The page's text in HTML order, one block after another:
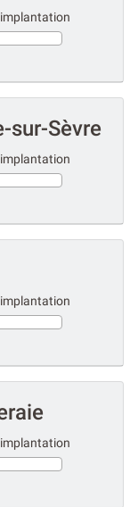
sur-Sèvre